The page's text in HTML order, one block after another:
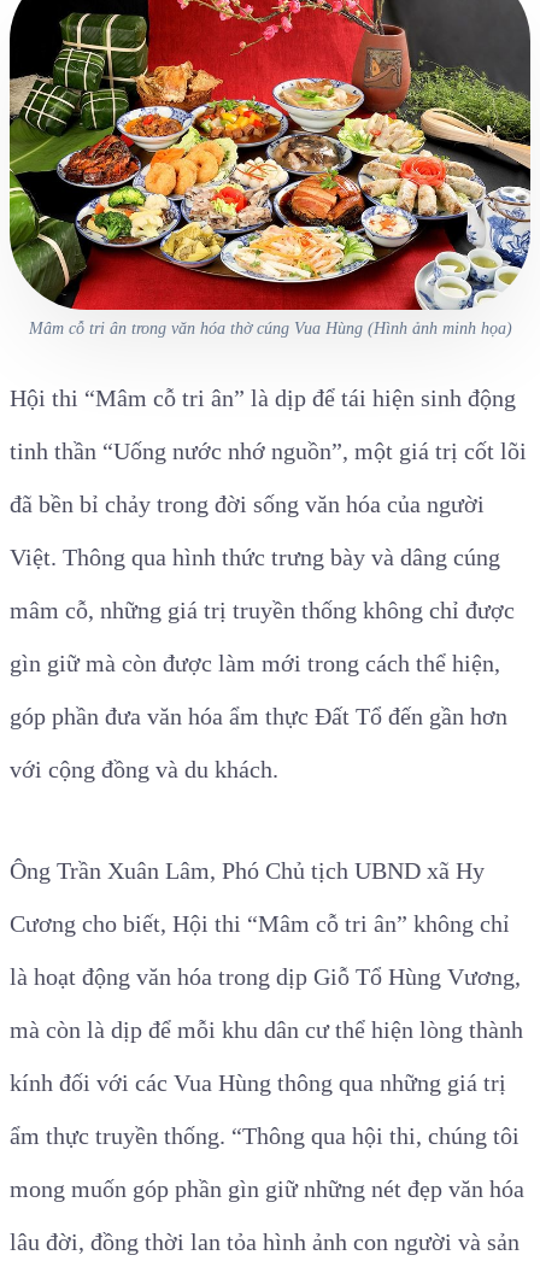
Mâm cỗ tri ân trong văn hóa thờ cúng Vua Hùng (Hình ảnh minh họa)
Hội thi “Mâm cỗ tri ân” là dịp để tái hiện sinh động
tinh thần “Uống nước nhớ nguồn”, một giá trị cốt lõi
đã bền bỉ chảy trong đời sống văn hóa của người
Việt. Thông qua hình thức trưng bày và dâng cúng
mâm cỗ, những giá trị truyền thống không chỉ được
gìn giữ mà còn được làm mới trong cách thể hiện,
góp phần đưa văn hóa ẩm thực Đất Tổ đến gần hơn
với cộng đồng và du khách.
Ông Trần Xuân Lâm, Phó Chủ tịch UBND xã Hy
Cương cho biết, Hội thi “Mâm cỗ tri ân” không chỉ
là hoạt động văn hóa trong dịp Giỗ Tổ Hùng Vương,
mà còn là dịp để mỗi khu dân cư thể hiện lòng thành
kính đối với các Vua Hùng thông qua những giá trị
ẩm thực truyền thống. “Thông qua hội thi, chúng tôi
mong muốn góp phần gìn giữ những nét đẹp văn hóa
lâu đời, đồng thời lan tỏa hình ảnh con người và sản